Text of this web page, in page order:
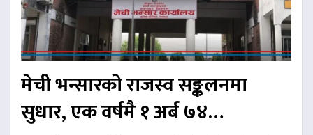
मेची भन्सारको राजस्व सङ्कलनमा
सुधार, एक वर्षमै १ अर्ब ७४…